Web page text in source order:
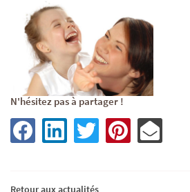
ACCUEIL
N'hésitez pas à partager !
Retour aux actualités